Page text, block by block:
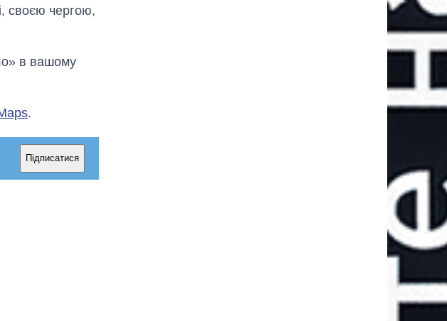
своєю чергою,
в вашому
.
Підписатися